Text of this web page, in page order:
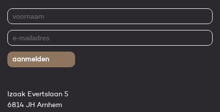
aanmelden
Izaak Evertslaan 5
6814 JH Arnhem